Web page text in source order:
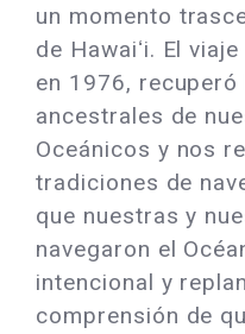
un momento
de Hawaiʻi. El
en 1976,
ancestrales de
Oceánicos y nos
tradiciones de
que nuestras y
navegaron el
intencional y
comprensión de